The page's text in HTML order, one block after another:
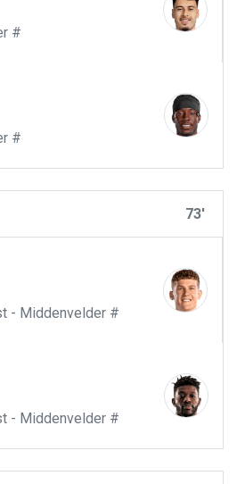
#
#
73'
- Middenvelder #
- Middenvelder #